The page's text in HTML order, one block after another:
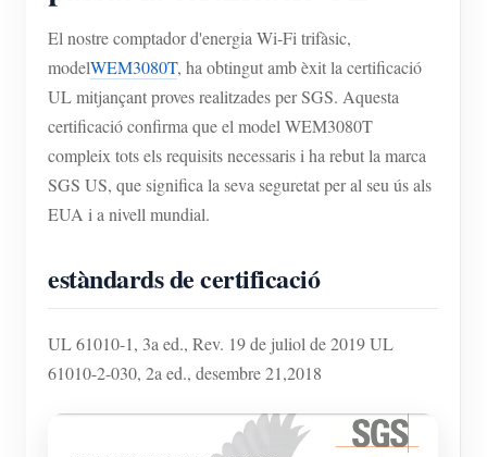
Mesurador virtual
Sistema de Predicció i Simulació Energètica
Aplicacions
Monitor d'energia del sistema solar fotovoltaic
Monitor de consum d'electricitat
Domòtica
Monitorització energètica de fàbrica
Botiga
Recursos
Inici ràpid del producte
Document
Vídeo tutorial
Comunitat
Desenvolupador
Contacte
Sobre nosaltres
El nostre comptador d'energia Wi-Fi trifàsic,
modelWEM3080T, ha obtingut amb èxit la certificació
UL mitjançant proves realitzades per SGS. Aquesta
certificació confirma que el model WEM3080T
compleix tots els requisits necessaris i ha rebut la marca
SGS US, que significa la seva seguretat per al seu ús als
EUA i a nivell mundial.
estàndards de certificació
UL 61010-1, 3a ed., Rev. 19 de juliol de 2019 UL
61010-2-030, 2a ed., desembre 21,2018